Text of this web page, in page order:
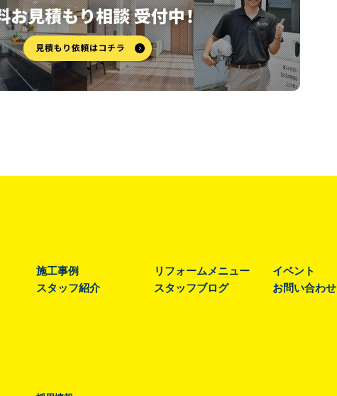
施工事例 リフォームメニュー
イベント
スタッフ紹介 スタッフブログ お問い合わせ